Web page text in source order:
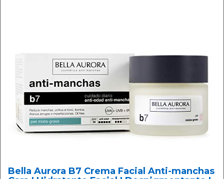
Bella Aurora B7 Crema Facial Anti-manchas